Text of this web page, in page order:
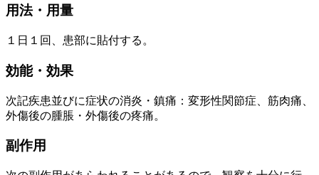
用法・用量
１日１回、患部に貼付する。
効能・効果
次記疾患並びに症状の消炎・鎮痛：変形性関節症、筋肉痛、
外傷後の腫脹・外傷後の疼痛。
副作用